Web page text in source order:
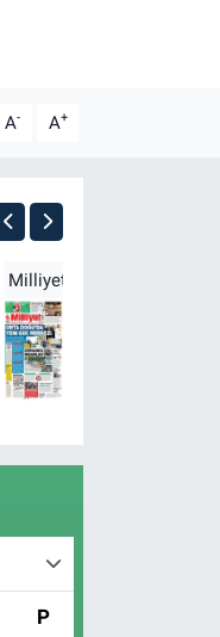
A- A+
Milliyet
P